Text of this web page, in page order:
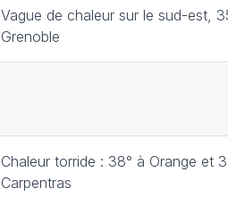
Vague de chaleur sur le sud-est,
Grenoble
Chaleur torride : 38° à Orange et
Carpentras